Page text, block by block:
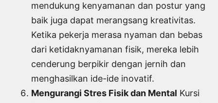
mendukung kenyamanan dan postur yang
baik juga dapat merangsang kreativitas.
Ketika pekerja merasa nyaman dan bebas
dari ketidaknyamanan fisik, mereka lebih
cenderung berpikir dengan jernih dan
menghasilkan ide-ide inovatif.
Mengurangi Stres Fisik dan Mental Kursi